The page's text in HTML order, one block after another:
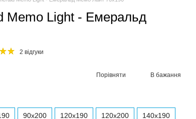
Memo Light - Емеральд
2 відгуки
Порівняти В бажання
90x200 120x190 120x200 140x190